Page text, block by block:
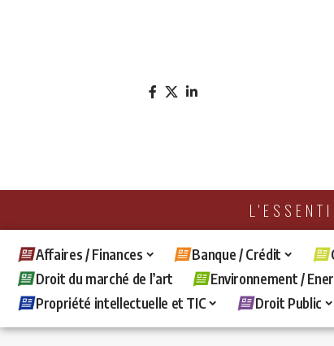
Affaires / Finances Banque / Crédit
Droit du marché de l’art
Environnement /
Propriété intellectuelle et TIC
Droit Public